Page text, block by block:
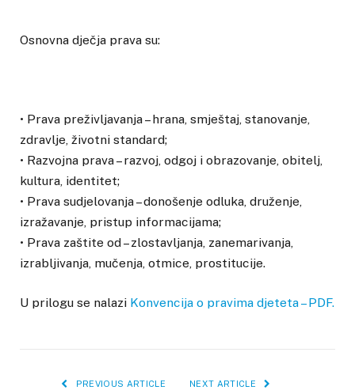
Osnovna dječja prava su:
• Prava preživljavanja – hrana, smještaj, stanovanje,
zdravlje, životni standard;
• Razvojna prava – razvoj, odgoj i obrazovanje, obitelj,
kultura, identitet;
• Prava sudjelovanja – donošenje odluka, druženje,
izražavanje, pristup informacijama;
• Prava zaštite od – zlostavljanja, zanemarivanja,
izrabljivanja, mučenja, otmice, prostitucije.
U prilogu se nalazi Konvencija o pravima djeteta – PDF.
PREVIOUS ARTICLE NEXT ARTICLE